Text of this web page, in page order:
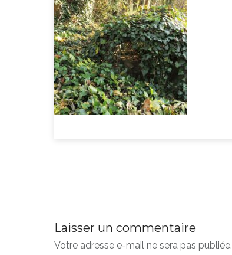
Laisser un commentaire
Votre adresse e-mail ne sera pas publiée.